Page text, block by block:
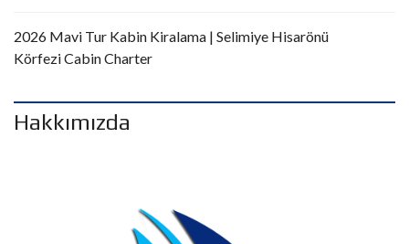
2026 Mavi Tur Kabin Kiralama | Selimiye Hisarönü
Körfezi Cabin Charter
Hakkımızda